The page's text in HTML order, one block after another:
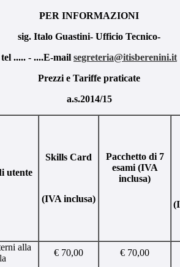
PER INFORMAZIONI
sig. Italo Guastini- Ufficio Tecnico-
tel ..... - ....E-mail segreteria@itisberenini.it
Prezzi e Tariffe praticate
a.s.2014/15
utente
Skills Card
(IVA inclusa)
Pacchetto di 7
esami (IVA
inclusa)
alla
€ 70,00 € 70,00